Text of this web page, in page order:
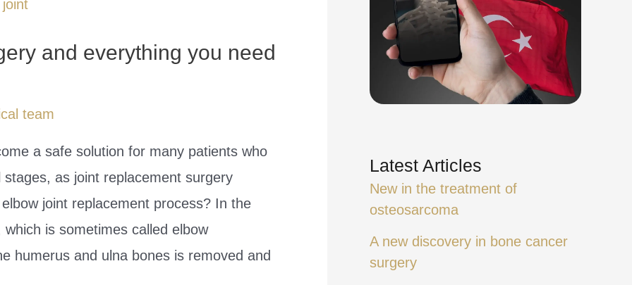
and everything you need
team
a safe solution for many patients who
as joint replacement surgery
joint replacement process? In the
is sometimes called elbow
humerus and ulna bones is removed and
Latest Articles
New in the treatment of
osteosarcoma
A new discovery in bone cancer
surgery